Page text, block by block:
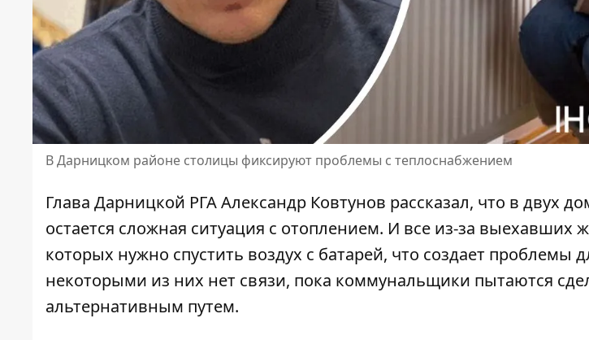
В Дарницком районе столицы фиксируют проблемы с теплоснабжением
Глава Дарницкой РГА Александр Ковтунов рассказал, что в двух
остается сложная ситуация с отоплением. И все из-за выехавших
которых нужно спустить воздух с батарей, что создает проблемы
некоторыми из них нет связи, пока коммунальщики пытаются
альтернативным путем.